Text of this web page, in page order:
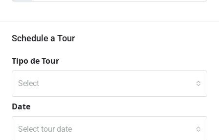
Schedule a Tour
Tipo de Tour
Select
Date
Select tour date